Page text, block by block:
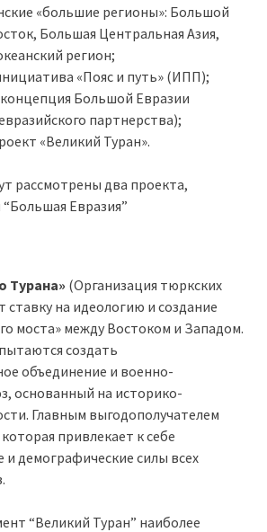
«большие регионы»: Большой
Большая Центральная Азия,
регион;
«Пояс и путь» (ИПП);
концепция Большой Евразии
партнерства);
«Великий Туран».
рассмотрены два проекта,
Евразия”
Турана» (Организация тюркских
ставку на идеологию и создание
моста» между Востоком и Западом.
создать
объединение и военно-
основанный на историко-
Главным выгодополучателем
привлекает к себе
и демографические силы всех
“Великий Туран” наиболее